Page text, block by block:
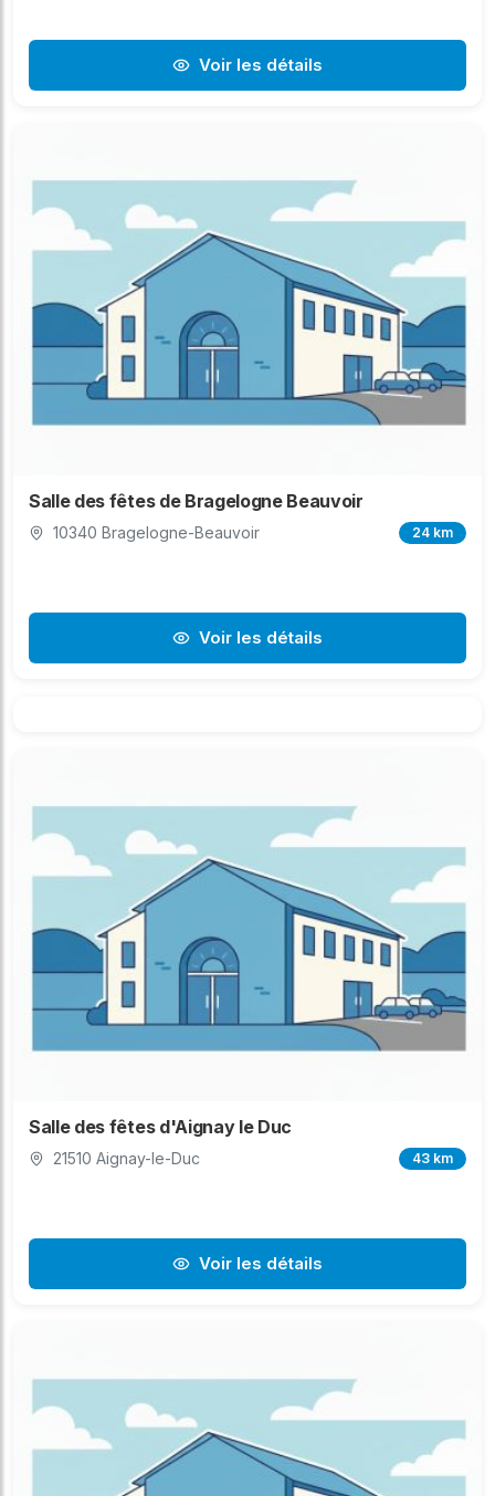
Voir les détails
Salle des fêtes de Bragelogne Beauvoir
10340 Bragelogne-Beauvoir 24 km
Voir les détails
Salle des fêtes d'Aignay le Duc
21510 Aignay-le-Duc 43 km
Voir les détails